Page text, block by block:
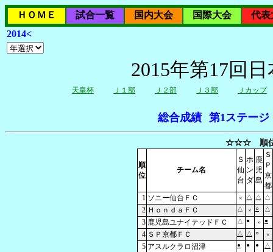
ＨＯＭＥ 試合一覧 国内大会 国際大会
代表
2014<
2015年第17回
天皇杯 Ｊ１部 Ｊ２部 Ｊ３部 Ｊカップ
総合成績 第1ステージ
☆☆☆ 順位
順
位
チーム名
Ｓ
仙
台
ホ
ン
ダ
鹿
児
島
Ｓ
Ｐ
京
都
1 ソニー仙台ＦＣ × △ △ △
2 ＨｏｎｄａＦＣ △ × ○ △
3 鹿児島ユナイテッドＦＣ △ ● × ●
4 ＳＰ京都ＦＣ △ △ ○ ×
5 アスルクラロ沼津 ● ● ● △